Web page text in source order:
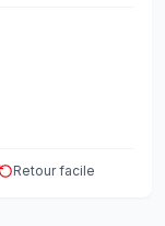
Retour facile